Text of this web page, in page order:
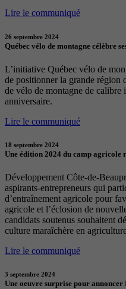
Lire le communiqué
26 septembre 2024
Québec vélo de montagne célèbre
L’initiative Québec vélo de
de positionner la grande région
de vélo de montagne de calibre
anniversaire.
Lire le communiqué
18 septembre 2024
Une édition 2024 du camp agricole
Développement Côte-de-
aspirants-entrepreneurs qui
d’entraînement agricole pour
agricole et l’éclosion de
candidats soutenus souhaitent
culture maraîchère en
Lire le communiqué
3 septembre 2024
Une oeuvre surprise pour